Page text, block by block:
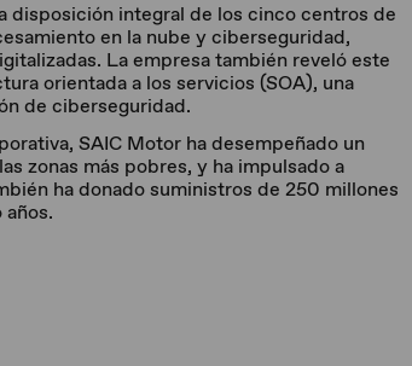
disposición integral de los cinco centros de
en la nube y ciberseguridad,
La empresa también reveló este
orientada a los servicios (SOA), una
de ciberseguridad.
SAIC Motor ha desempeñado un
zonas más pobres, y ha impulsado a
ha donado suministros de 250 millones